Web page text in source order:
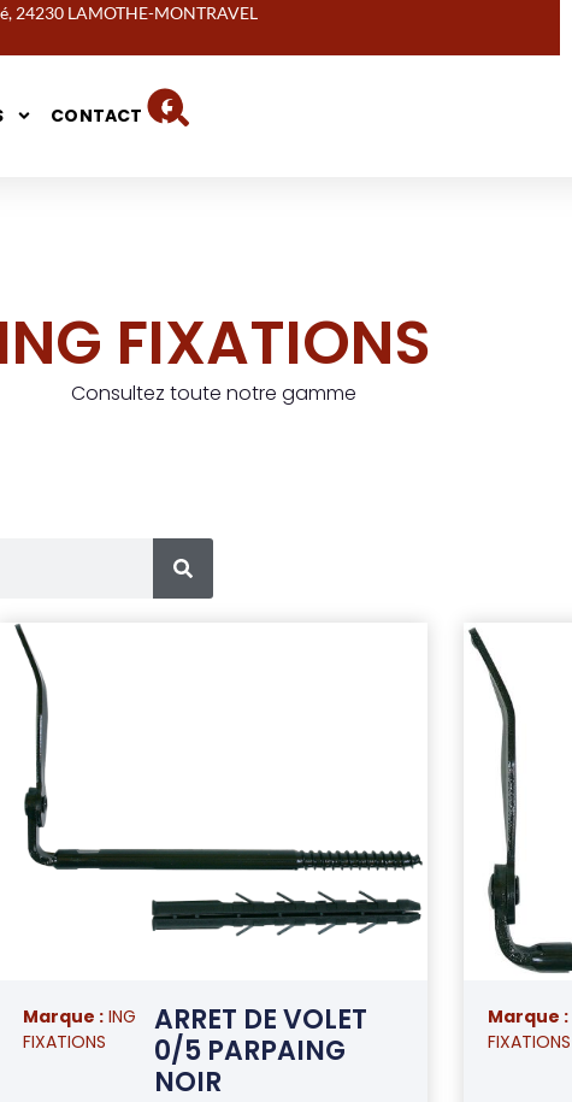
24230 LAMOTHE-MONTRAVEL
CONTACT
ING FIXATIONS
Consultez toute notre gamme
Marque : ING
FIXATIONS
ARRET DE VOLET
0/5 PARPAING
NOIR
Marque :
FIXATIONS